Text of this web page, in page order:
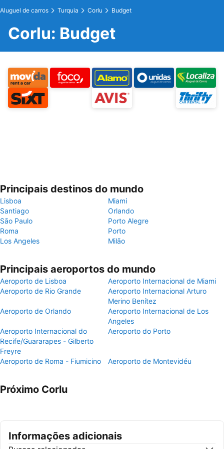
Aluguel de carros Turquia Corlu Budget
Corlu: Budget
Principais destinos do mundo
Lisboa
Miami
Santiago
Orlando
São Paulo
Porto Alegre
Roma
Porto
Los Angeles
Milão
Principais aeroportos do mundo
Aeroporto de Lisboa
Aeroporto Internacional de Miami
Aeroporto de Rio Grande
Aeroporto Internacional Arturo
Merino Benítez
Aeroporto de Orlando
Aeroporto Internacional de Los
Angeles
Aeroporto Internacional do
Recife/Guararapes - Gilberto
Freyre
Aeroporto do Porto
Aeroporto de Roma - Fiumicino Aeroporto de Montevidéu
Próximo Corlu
Informações adicionais